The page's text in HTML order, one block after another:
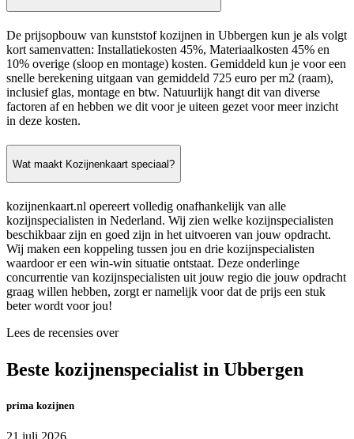
De prijsopbouw van kunststof kozijnen in Ubbergen kun je als volgt
kort samenvatten: Installatiekosten 45%, Materiaalkosten 45% en
10% overige (sloop en montage) kosten. Gemiddeld kun je voor een
snelle berekening uitgaan van gemiddeld 725 euro per m2 (raam),
inclusief glas, montage en btw. Natuurlijk hangt dit van diverse
factoren af en hebben we dit voor je uiteen gezet voor meer inzicht
in deze kosten.
Wat maakt Kozijnenkaart speciaal?
kozijnenkaart.nl opereert volledig onafhankelijk van alle
kozijnspecialisten in Nederland. Wij zien welke kozijnspecialisten
beschikbaar zijn en goed zijn in het uitvoeren van jouw opdracht.
Wij maken een koppeling tussen jou en drie kozijnspecialisten
waardoor er een win-win situatie ontstaat. Deze onderlinge
concurrentie van kozijnspecialisten uit jouw regio die jouw opdracht
graag willen hebben, zorgt er namelijk voor dat de prijs een stuk
beter wordt voor jou!
Lees de recensies over
Beste kozijnenspecialist in Ubbergen
prima kozijnen